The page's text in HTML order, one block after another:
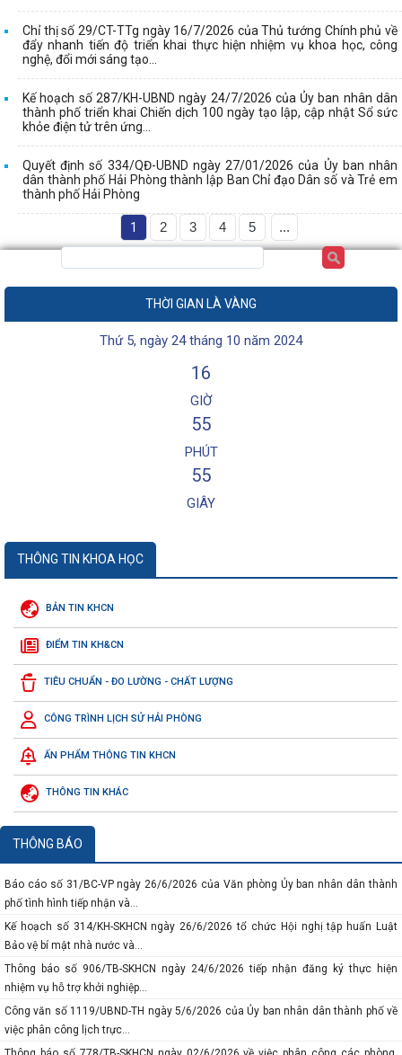
Chỉ thị số 29/CT-TTg ngày 16/7/2026 của Thủ tướng Chính phủ về
đẩy nhanh tiến độ triển khai thực hiện nhiệm vụ khoa học, công
nghệ, đổi mới sáng tạo...
Kế hoạch số 287/KH-UBND ngày 24/7/2026 của Ủy ban nhân dân
thành phố triển khai Chiến dịch 100 ngày tạo lập, cập nhật Sổ sức
khỏe điện tử trên ứng...
Quyết định số 334/QĐ-UBND ngày 27/01/2026 của Ủy ban nhân
dân thành phố Hải Phòng thành lập Ban Chỉ đạo Dân số và Trẻ em
thành phố Hải Phòng
1 2 3 4 5 ...
THỜI GIAN LÀ VÀNG
Thứ 5, ngày 24 tháng 10 năm 2024
16
GIỜ
55
PHÚT
55
GIÂY
THÔNG TIN KHOA HỌC
BẢN TIN KHCN
ĐIỂM TIN KH&CN
TIÊU CHUẨN - ĐO LƯỜNG - CHẤT LƯỢNG
CÔNG TRÌNH LỊCH SỬ HẢI PHÒNG
ẤN PHẨM THÔNG TIN KHCN
THÔNG TIN KHÁC
THÔNG BÁO
Thông báo số 117-TB/VPTW ngày 04/7/2026 của của Văn phòng Trung ương
Đảng về Kết luận của đồng chí...
Công văn số 3219/SKHCN-QLCN ngày 23/7/2026 về việc đề cử doanh nghiệp
Báo cáo số 134-BC/ĐU ngày 10/7/2026 của Đảng ủy Ủy ban nhân dân thành
phố sơ kết công tác 6 tháng...
Báo cáo số 458/BC-SKHCN ngày 06/7/2026 tổng kết việc thi hành pháp luật về
Thông báo số 934/TB-SKHCN ngày 29/6/2026 về việc tiếp nhận hồ sơ đề nghị
hỗ trợ theo phương thức hỗ...
Báo cáo số 31/BC-VP ngày 26/6/2026 của Văn phòng Ủy ban nhân dân thành
phố tình hình tiếp nhận và...
Kế hoạch số 314/KH-SKHCN ngày 26/6/2026 tổ chức Hội nghị tập huấn Luật
Bảo vệ bí mật nhà nước và...
Thông báo số 906/TB-SKHCN ngày 24/6/2026 tiếp nhận đăng ký thực hiện
nhiệm vụ hỗ trợ khởi nghiệp...
Công văn số 1119/UBND-TH ngày 5/6/2026 của Ủy ban nhân dân thành phố về
việc phân công lịch trực...